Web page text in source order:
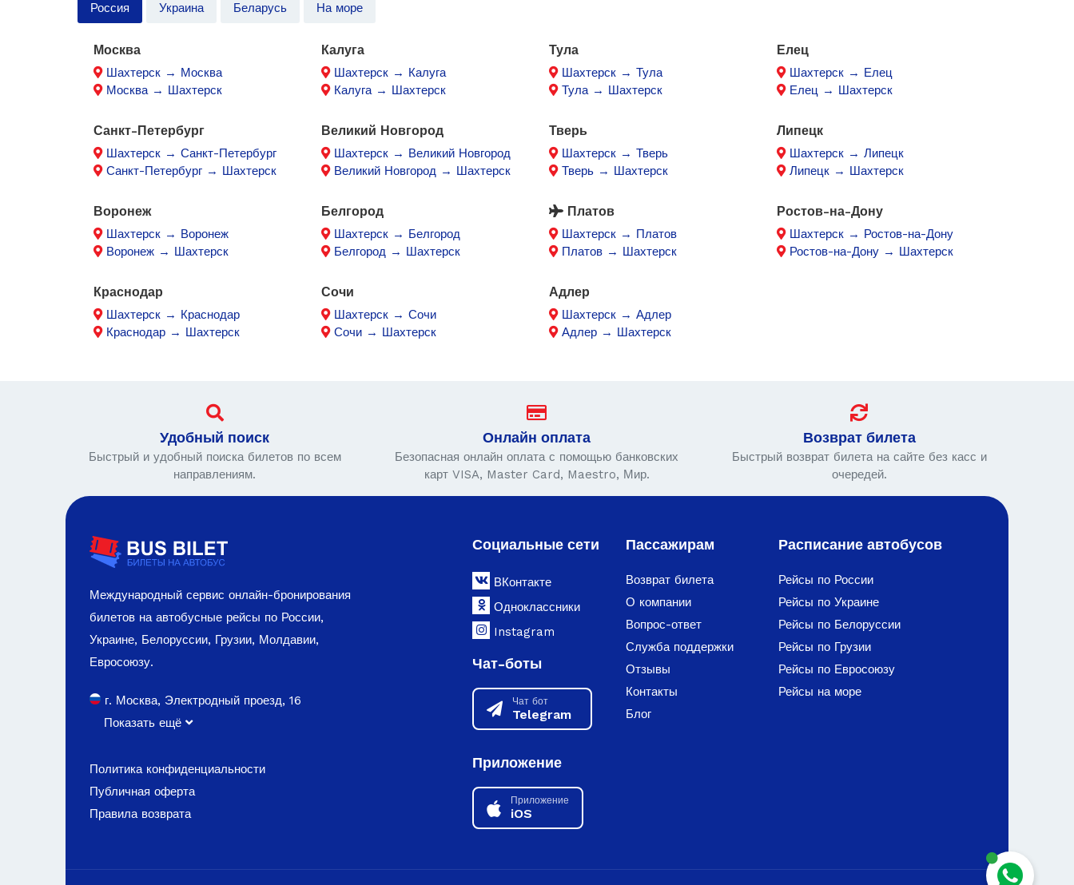
Россия Украина Беларусь На море
Москва
Шахтерск → Москва
Москва → Шахтерск
Калуга
Шахтерск → Калуга
Калуга → Шахтерск
Тула
Шахтерск → Тула
Тула → Шахтерск
Елец
Шахтерск → Елец
Елец → Шахтерск
Санкт-Петербург
Шахтерск → Санкт-Петербург
Санкт-Петербург → Шахтерск
Великий Новгород
Шахтерск → Великий Новгород
Великий Новгород → Шахтерск
Тверь
Шахтерск → Тверь
Тверь → Шахтерск
Липецк
Шахтерск → Липецк
Липецк → Шахтерск
Воронеж
Шахтерск → Воронеж
Воронеж → Шахтерск
Белгород
Шахтерск → Белгород
Белгород → Шахтерск
Платов
Шахтерск → Платов
Платов → Шахтерск
Ростов-на-Дону
Шахтерск → Ростов-на-Дону
Ростов-на-Дону → Шахтерск
Краснодар
Шахтерск → Краснодар
Краснодар → Шахтерск
Сочи
Шахтерск → Сочи
Сочи → Шахтерск
Адлер
Шахтерск → Адлер
Адлер → Шахтерск
Удобный поиск
Быстрый и удобный поиска билетов по всем
направлениям.
Онлайн оплата
Безопасная онлайн оплата с помощью банковских
карт VISA, Master Card, Maestro, Мир.
Возврат билета
Быстрый возврат билета на сайте без касс и
очередей.
Международный сервис онлайн-бронирования
билетов на автобусные рейсы по России,
Украине, Белоруссии, Грузии, Молдавии,
Евросоюзу.
г. Москва, Электродный проезд, 16
Показать ещё
Политика конфиденциальности
Публичная оферта
Правила возврата
Социальные сети
ВКонтакте
Одноклассники
Instagram
Чат-боты
Чат бот
Telegram
Приложение
Приложение
iOS
Пассажирам
Возврат билета
О компании
Вопрос-ответ
Служба поддержки
Отзывы
Контакты
Блог
Расписание автобусов
Рейсы по России
Рейсы по Украине
Рейсы по Белоруссии
Рейсы по Грузии
Рейсы по Евросоюзу
Рейсы на море